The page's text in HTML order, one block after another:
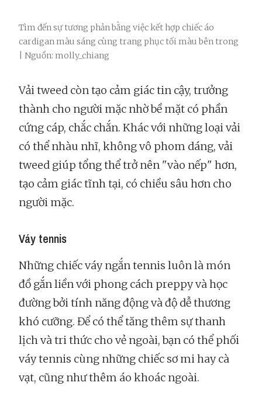
Tìm đến sự tương phản bằng việc kết hợp chiếc áo
cardigan màu sáng cùng trang phục tối màu bên trong
| Nguồn: molly_chiang
Vải tweed còn tạo cảm giác tin cậy, trưởng
thành cho người mặc nhờ bề mặt có phần
cứng cáp, chắc chắn. Khác với những loại vải
có thể nhàu nhĩ, không vô phom dáng, vải
tweed giúp tổng thể trở nên "vào nếp" hơn,
tạo cảm giác tĩnh tại, có chiều sâu hơn cho
người mặc.
Váy tennis
Những chiếc váy ngắn tennis luôn là món
đồ gắn liền với phong cách preppy và học
đường bởi tính năng động và độ dễ thương
khó cưỡng. Để có thể tăng thêm sự thanh
lịch và tri thức cho vẻ ngoài, bạn có thể phối
váy tennis cùng những chiếc sơ mi hay cà
vạt, cũng như thêm áo khoác ngoài.